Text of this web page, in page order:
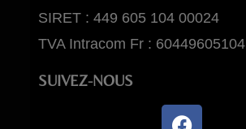
SIRET : 449 605 104 00024
TVA Intracom Fr : 60449605104
SUIVEZ-NOUS